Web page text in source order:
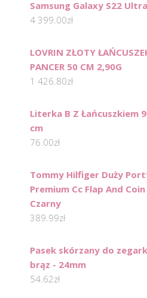
Samsung Galaxy S22 Ultra
4 399.00zł
LOVRIN ZŁOTY
PANCER 50 CM 2,90G
1 426.80zł
Literka B Z Łańcuszkiem
cm
76.00zł
Tommy Hilfiger Duży
Premium Cc Flap And
Czarny
389.99zł
Pasek skórzany do
brąz - 24mm
54.62zł